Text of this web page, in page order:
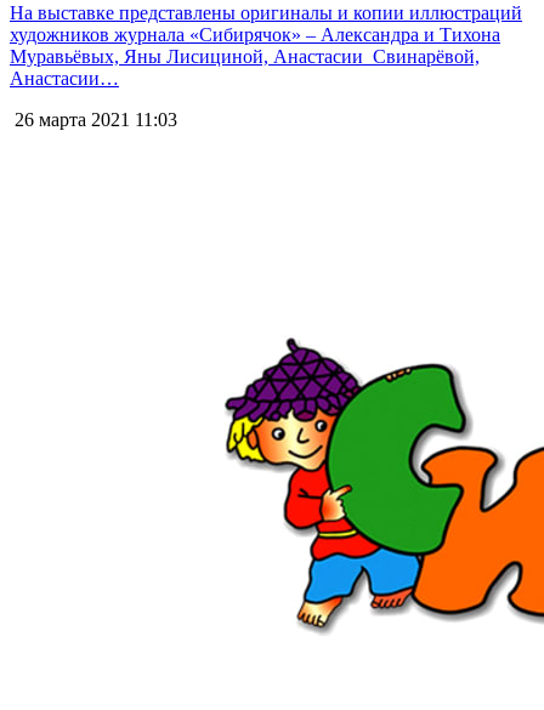
На выставке представлены оригиналы и копии иллюстраций
художников журнала «Сибирячок» – Александра и Тихона
Муравьёвых, Яны Лисициной, Анастасии Свинарёвой,
Анастасии…
26 марта 2021 11:03